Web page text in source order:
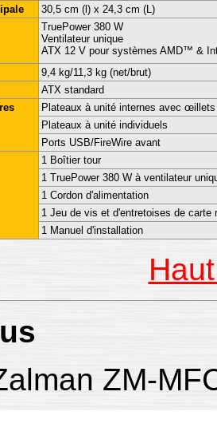
30,5 cm (l) x 24,3 cm (L)
TruePower 380 W
Ventilateur unique
ATX 12 V pour systèmes AMD™ &
9,4 kg/11,3 kg (net/brut)
ATX standard
Plateaux à unité internes avec
Plateaux à unité individuels
Ports USB/FireWire avant
1 Boîtier tour
1 TruePower 380 W à ventilateur
1 Cordon d'alimentation
1 Jeu de vis et d'entretoises de carte
1 Manuel d'installation
ZM-